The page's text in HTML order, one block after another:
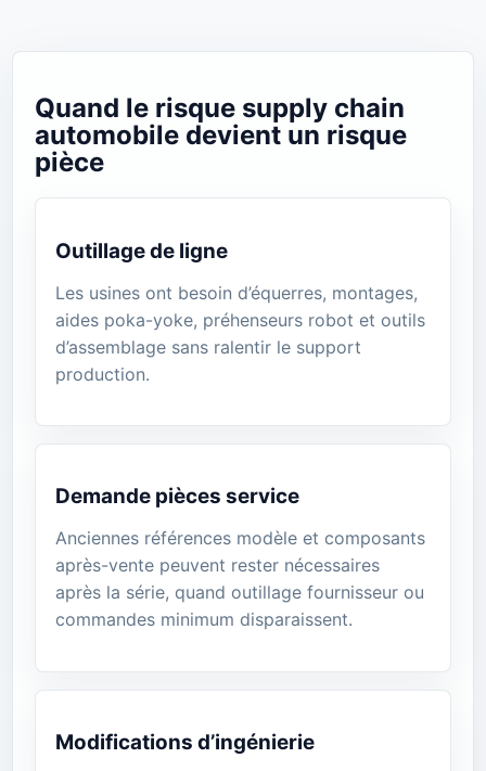
Quand le risque supply chain
automobile devient un risque
pièce
Outillage de ligne
Les usines ont besoin d’équerres, montages,
aides poka-yoke, préhenseurs robot et outils
d’assemblage sans ralentir le support
production.
Demande pièces service
Anciennes références modèle et composants
après-vente peuvent rester nécessaires
après la série, quand outillage fournisseur ou
commandes minimum disparaissent.
Modifications d’ingénierie